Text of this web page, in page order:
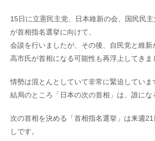
15日に立憲民主党、日本維新の会、国民民
が首相指名選挙に向けて、
会談を行いましたが、その後、自民党と維新
高市氏が首相になる可能性も再浮上してきま
情勢は混とんとしていて非常に緊迫していま
結局のところ「日本の次の首相」は、誰にな
次の首相を決める「首相指名選挙」は来週
しです。